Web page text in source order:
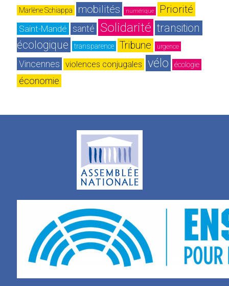
Marlène Schiappa mobilités numérique Priorité
Saint-Mandé santé Solidarité transition
écologique
transparence Tribune urgence
Vincennes violences conjugales vélo écologie
économie